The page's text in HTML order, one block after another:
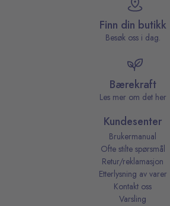
Finn din butikk
Besøk oss i dag.
Bærekraft
Les mer om det her
Kundesenter
Brukermanual
Ofte stilte spørsmål
Retur/reklamasjon
Etterlysning av varer
Kontakt oss
Varsling